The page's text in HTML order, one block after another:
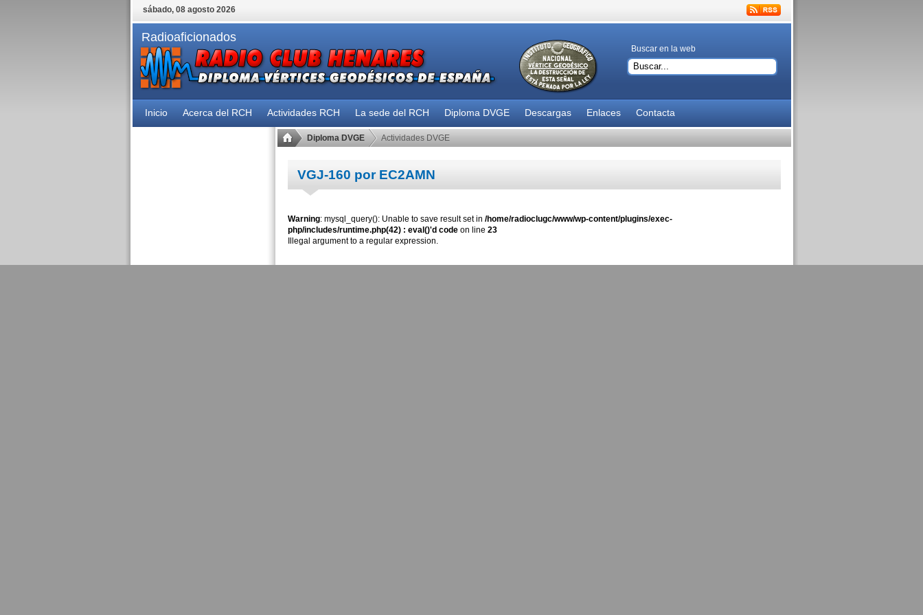
sábado, 08 agosto 2026
Radioaficionados
Buscar en la web
Inicio Acerca del RCH Actividades RCH La sede del RCH Diploma DVGE Descargas Enlaces Contacta
Diploma DVGE Actividades DVGE
VGJ-160 por EC2AMN
Warning: mysql_query(): Unable to save result set in /home/radioclugc/www/wp-content/plugins/exec-
php/includes/runtime.php(42) : eval()'d codeon line 23
Illegal argument to a regular expression.